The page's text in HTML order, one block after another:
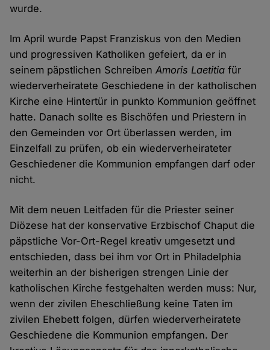
wurde.
Im April wurde Papst Franziskus von den Medien
und progressiven Katholiken gefeiert, da er in
seinem päpstlichen SchreibenAmoris Laetitia für
wiederverheiratete Geschiedene in der katholischen
Kirche eine Hintertür in punkto Kommunion geöffnet
hatte. Danach sollte es Bischöfen und Priestern in
den Gemeinden vor Ort überlassen werden, im
Einzelfall zu prüfen, ob ein wiederverheirateter
Geschiedener die Kommunion empfangen darf oder
nicht.
Mit dem neuen Leitfaden für die Priester seiner
Diözese hat der konservative Erzbischof Chaput die
päpstliche Vor-Ort-Regel kreativ umgesetzt und
entschieden, dass bei ihm vor Ort in Philadelphia
weiterhin an der bisherigen strengen Linie der
katholischen Kirche festgehalten werden muss: Nur,
wenn der zivilen Eheschließung keine Taten im
zivilen Ehebett folgen, dürfen wiederverheiratete
Geschiedene die Kommunion empfangen. Der